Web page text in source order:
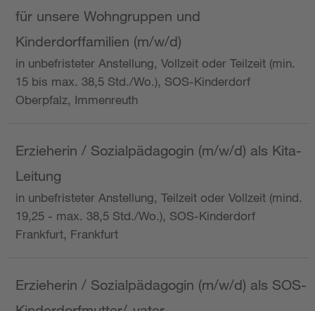
für unsere Wohngruppen und
Kinderdorffamilien (m/w/d)
in unbefristeter Anstellung, Vollzeit oder Teilzeit (min.
15 bis max. 38,5 Std./Wo.), SOS-Kinderdorf
Oberpfalz, Immenreuth
Erzieherin / Sozialpädagogin (m/w/d) als Kita-
Leitung
in unbefristeter Anstellung, Teilzeit oder Vollzeit (mind.
19,25 - max. 38,5 Std./Wo.), SOS-Kinderdorf
Frankfurt, Frankfurt
Erzieherin / Sozialpädagogin (m/w/d) als SOS-